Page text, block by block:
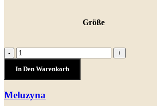
mehrere
Die
Optionen
können
Größe
-
Meluzyna
Menge
+
In Den Warenkorb
Meluzyna